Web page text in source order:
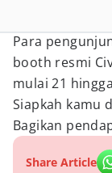
Para
booth resmi
mulai 21
Siapkah kamu
Bagikan
Share Article